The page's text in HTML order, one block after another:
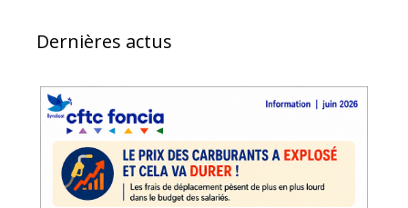
Dernières actus